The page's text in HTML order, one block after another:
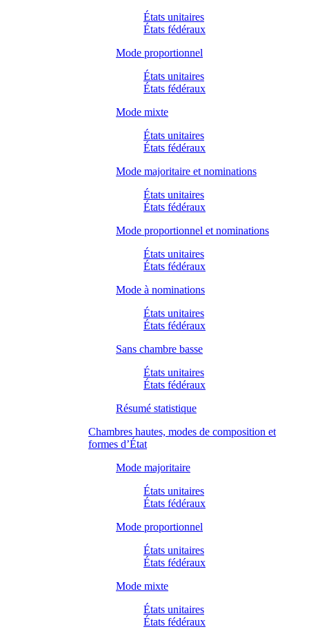
États unitaires
États fédéraux
Mode proportionnel
États unitaires
États fédéraux
Mode mixte
États unitaires
États fédéraux
Mode majoritaire et nominations
États unitaires
États fédéraux
Mode proportionnel et nominations
États unitaires
États fédéraux
Mode à nominations
États unitaires
États fédéraux
Sans chambre basse
États unitaires
États fédéraux
Résumé statistique
Chambres hautes, modes de composition et
formes d’État
Mode majoritaire
États unitaires
États fédéraux
Mode proportionnel
États unitaires
États fédéraux
Mode mixte
États unitaires
États fédéraux